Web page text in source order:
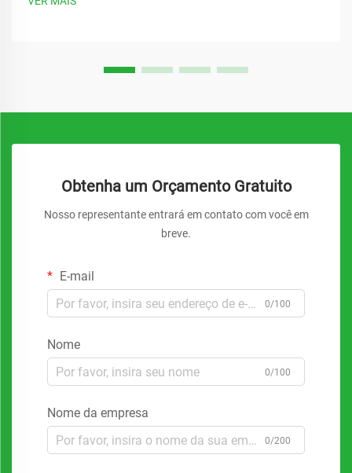
Obtenha um Orçamento Gratuito
Nosso representante entrará em contato com você em
breve.
E-mail
0/100
Nome
0/100
Nome da empresa
0/200